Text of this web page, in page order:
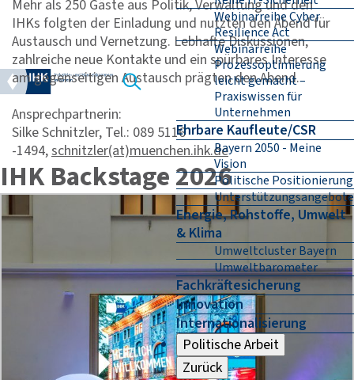
Webinarreihe Cyber
Resilience Act
Webinarreihe
Prozessoptimierung
leicht gemacht –
Praxiswissen für
Unternehmen
Ehrbare Kaufleute/CSR
Bayern 2050 - Meine
Vision
Politische Positionierung
Unterstützungsangebote
Energie, Rohstoffe, Umwelt
& Klima
Umweltcluster Bayern
Umweltbarometer
Fachkräftesicherung
Innovation
Internationalisierung
Politische Arbeit
Zurück
Mehr als 250 Gäste aus Politik, Verwaltung und den
IHKs folgten der Einladung und nutzten den Abend für
Austausch und Vernetzung. Lebhafte Diskussionen,
zahlreiche neue Kontakte und ein spürbares Interesse
am gegenseitigen Austausch prägten den Abend.
Ansprechpartnerin:
Silke Schnitzler, Tel.: 089 5116
-1494,schnitzler(at)muenchen.ihk.de
IHK Backstage 2026